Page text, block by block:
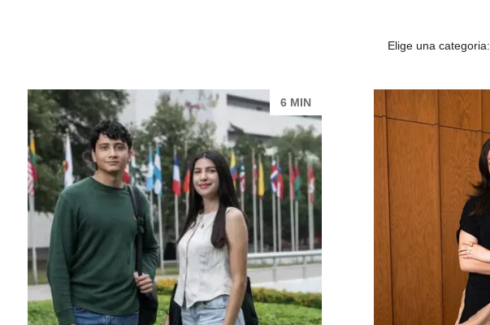
Elige una categoria:
6 MIN